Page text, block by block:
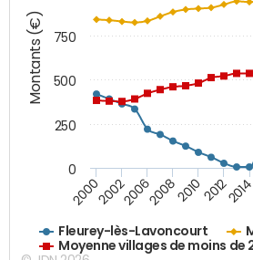
Montants (€)
Fleurey-lès-Lavoncourt
Moyenne villages de moins
2000200220062008201020122014
0
250
500
750